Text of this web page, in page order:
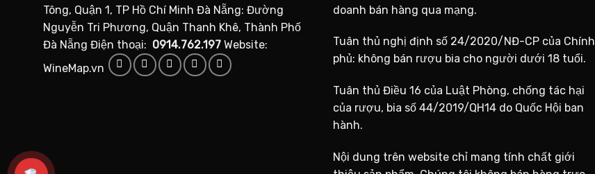
Tông, Quận 1, TP Hồ Chí Minh Đà Nẵng: Đường
Nguyễn Tri Phương, Quận Thanh Khê, Thành Phố
Đà Nẵng Điện thoại: 0914.762.197 Website:
WineMap.vn
doanh bán hàng qua mạng.
Tuân thủ nghị định số 24/2020/NĐ-CP của Chính
phủ: không bán rượu bia cho người dưới 18 tuổi.
Tuân thủ Điều 16 của Luật Phòng, chống tác hại
của rượu, bia số 44/2019/QH14 do Quốc Hội ban
hành.
Nội dung trên website chỉ mang tính chất giới